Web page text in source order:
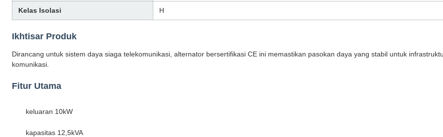
Kelas Isolasi H
Ikhtisar Produk
Dirancang untuk sistem daya siaga telekomunikasi, alternator bersertifikasi CE ini memastikan pasokan daya yang stabil untuk
komunikasi.
Fitur Utama
keluaran 10kW
kapasitas 12,5kVA